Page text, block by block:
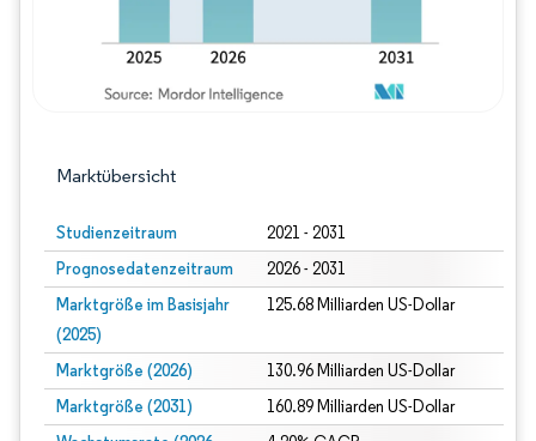
Marktübersicht
Studienzeitraum 2021 - 2031
Prognosedatenzeitraum 2026 - 2031
Marktgröße im Basisjahr
(2025)
125.68 Milliarden US-Dollar
Marktgröße (2026) 130.96 Milliarden US-Dollar
Marktgröße (2031) 160.89 Milliarden US-Dollar